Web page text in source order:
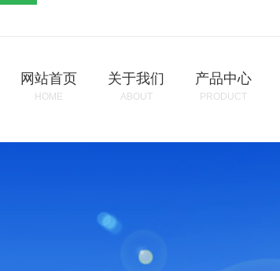
网站首页
HOME
关于我们
ABOUT
产品中心
PRODUCT